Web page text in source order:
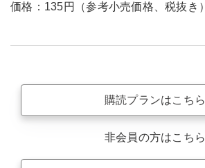
価格：135円（参考小売価格、税抜き）
購読プランはこちら
非会員の方はこちら